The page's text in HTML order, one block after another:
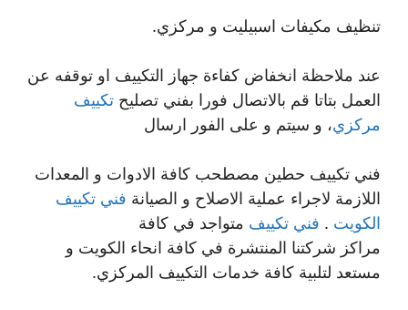
تنظيف مكيفات اسبيليت و مركزي.
عند ملاحظة انخفاض كفاءة جهاز التكييف او توقفه عن
العمل بتاتا قم بالاتصال فورا بفني تصليح تكييف
مركزي، و سيتم و على الفور ارسال
فني تكييف حطين مصطحب كافة الادوات و المعدات
اللازمة لاجراء عملية الاصلاح و الصيانة فني تكييف
الكويت . فني تكييف متواجد في كافة
مراكز شركتنا المنتشرة في كافة انحاء الكويت و
مستعد لتلبية كافة خدمات التكييف المركزي.